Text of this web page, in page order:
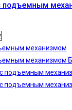
подъемным